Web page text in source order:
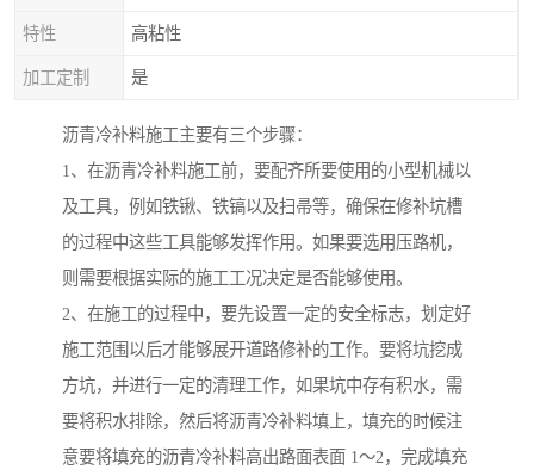
特性 高粘性
加工定制 是
沥青冷补料施工主要有三个步骤：
1、在沥青冷补料施工前，要配齐所要使用的小型机械以
及工具，例如铁锹、铁镐以及扫帚等，确保在修补坑槽
的过程中这些工具能够发挥作用。如果要选用压路机，
则需要根据实际的施工工况决定是否能够使用。
2、在施工的过程中，要先设置一定的安全标志，划定好
施工范围以后才能够展开道路修补的工作。要将坑挖成
方坑，并进行一定的清理工作，如果坑中存有积水，需
要将积水排除，然后将沥青冷补料填上，填充的时候注
意要将填充的沥青冷补料高出路面表面 1～2，完成填充